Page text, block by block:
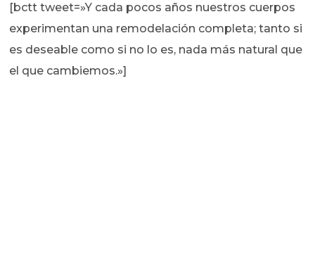
[bctt tweet=»Y cada pocos años nuestros cuerpos
experimentan una remodelación completa; tanto si
es deseable como si no lo es, nada más natural que
el que cambiemos.»]